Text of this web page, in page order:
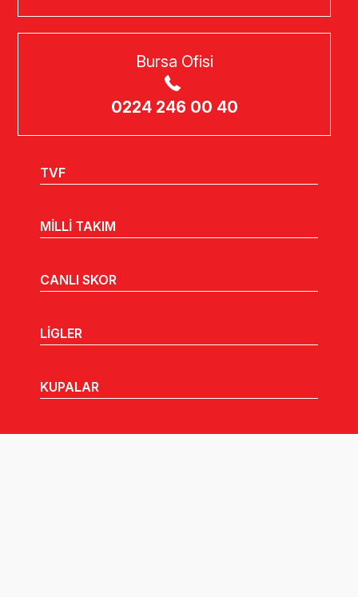
Bursa Ofisi
0224 246 00 40
TVF
MİLLİ TAKIM
CANLI SKOR
LİGLER
KUPALAR